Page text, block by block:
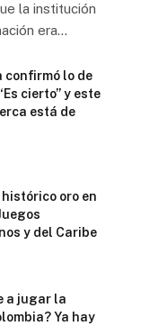
la institución
era…
confirmó lo de
cierto” y este
está de
oro en
y del Caribe
a jugar la
Ya hay